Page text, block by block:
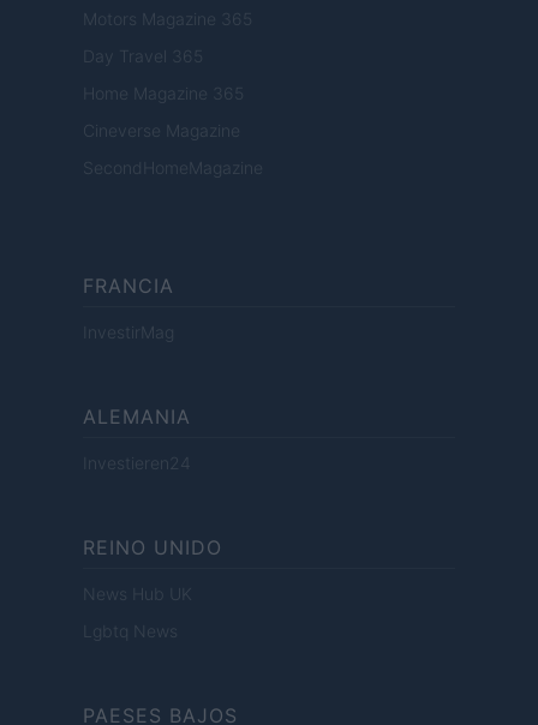
Motors Magazine 365
Day Travel 365
Home Magazine 365
Cineverse Magazine
SecondHomeMagazine
FRANCIA
InvestirMag
ALEMANIA
Investieren24
REINO UNIDO
News Hub UK
Lgbtq News
PAESES BAJOS